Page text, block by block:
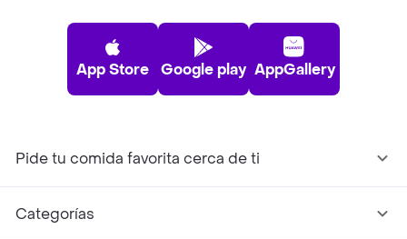
App Store Google play AppGallery
Pide tu comida favorita cerca de ti
Categorías